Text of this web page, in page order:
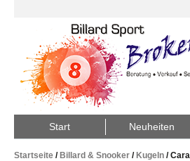
Start Neuheiten
Startseite / Billard & Snooker / Kugeln /